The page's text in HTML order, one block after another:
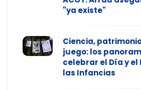
"ya existe"
Ciencia,
juego: los
celebrar el Día y el
las Infancias